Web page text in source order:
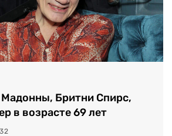
Бритни Спирс,
в возрасте 69 лет